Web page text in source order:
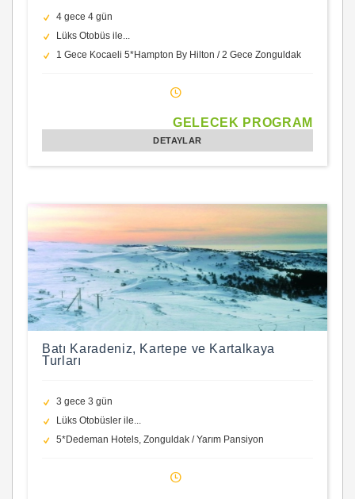
4 gece 4 gün
Lüks Otobüs ile...
1 Gece Kocaeli 5*Hampton By Hilton / 2 Gece Zonguldak
GELECEK PROGRAM
DETAYLAR
Batı Karadeniz, Kartepe ve Kartalkaya
Turları
3 gece 3 gün
Lüks Otobüsler ile...
5*Dedeman Hotels, Zonguldak / Yarım Pansiyon